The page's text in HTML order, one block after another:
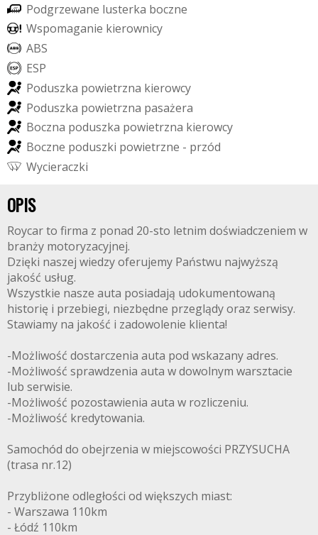
Podgrzewane lusterka boczne
Wspomaganie kierownicy
ABS
ESP
Poduszka powietrzna kierowcy
Poduszka powietrzna pasażera
Boczna poduszka powietrzna kierowcy
Boczne poduszki powietrzne - przód
Wycieraczki
OPIS
Roycar to firma z ponad 20-sto letnim doświadczeniem w
branży motoryzacyjnej.
Dzięki naszej wiedzy oferujemy Państwu najwyższą
jakość usług.
Wszystkie nasze auta posiadają udokumentowaną
historię i przebiegi, niezbędne przeglądy oraz serwisy.
Stawiamy na jakość i zadowolenie klienta!
-Możliwość dostarczenia auta pod wskazany adres.
-Możliwość sprawdzenia auta w dowolnym warsztacie
lub serwisie.
-Możliwość pozostawienia auta w rozliczeniu.
-Możliwość kredytowania.
Samochód do obejrzenia w miejscowości PRZYSUCHA
(trasa nr.12)
Przybliżone odległości od większych miast:
- Warszawa 110km
- Łódź 110km